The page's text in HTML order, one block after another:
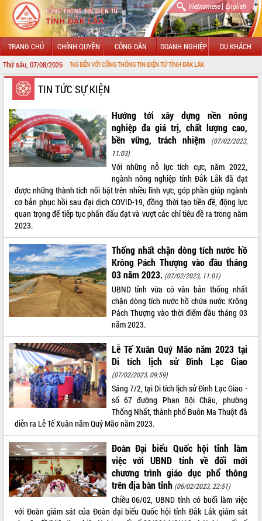
Vietnamese| English
TRANG CHỦ CHÍNH QUYỀN CÔNG DÂN DOANH NGHIỆP DU KHÁCH
Thứ sáu, 07/08/2026
CHÀO MỪNG ĐẾN VỚI CỔNG THÔNG TIN ĐIỆN TỬ TỈNH ĐẮK LẮK
GIỚI THIỆU
LÃNH ĐẠO UBND TỈNH
TIN TỨC SỰ KIỆN
SỞ, BAN, NGÀNH
THÔNG TIN CHỈ ĐẠO ĐIỀU HÀNH
HỆ THỐNG VĂN BẢN
VĂN BẢN HĐND TỈNH
ĐIỂM TIN VĂN BẢN
QUY HOẠCH - KẾ HOẠCH
TIN TỨC SỰ KIỆN
Hướng tới xây dựng nền nông
nghiệp đa giá trị, chất lượng cao,
bền vững, trách nhiệm
(07/02/2023,
11:03)
Với những nỗ lực tích cực, năm 2022,
ngành nông nghiệp tỉnh Đắk Lắk đã đạt
được những thành tích nổi bật trên nhiều lĩnh vực, góp phần giúp ngành
cơ bản phục hồi sau đại dịch COVID-19, đồng thời tạo tiền đề, động lực
quan trọng để tiếp tục phấn đấu đạt và vượt các chỉ tiêu đề ra trong năm
2023.
Thống nhất chặn dòng tích nước hồ
Krông Pách Thượng vào đầu tháng
03 năm 2023. (07/02/2023, 11:01)
UBND tỉnh vừa có văn bản thống nhất
chặn dòng tích nước hồ chứa nước Krông
Pách Thượng vào thời điểm đầu tháng 03
năm 2023.
Lễ Tế Xuân Quý Mão năm 2023 tại
Di tích lịch sử Đình Lạc Giao
(07/02/2023, 09:59)
Sáng 7/2, tại Di tích lịch sử Đình Lạc Giao -
số 67 đường Phan Bội Châu, phường
Thống Nhất, thành phố Buôn Ma Thuột đã
diễn ra Lễ Tế Xuân năm Quý Mão năm 2023.
Đoàn Đại biểu Quốc hội tỉnh làm
việc với UBND tỉnh về đổi mới
chương trình giáo dục phổ thông
trên địa bàn tỉnh (06/02/2023, 22:51)
Chiều 06/02, UBND tỉnh có buổi làm việc
với Đoàn giám sát của Đoàn đại biểu Quốc hội tỉnh Đắk Lắk giám sát